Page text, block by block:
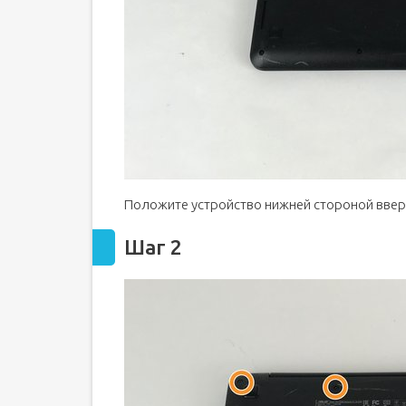
Положите устройство нижней стороной
Шаг 2